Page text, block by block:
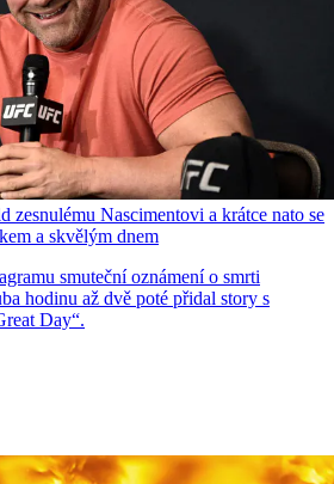
zesnulému Nascimentovi a krátce nato se
a skvělým dnem
smuteční oznámení o smrti
hodinu až dvě poté přidal story s
Day“.